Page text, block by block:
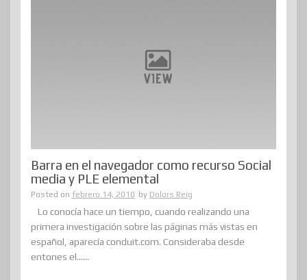
Barra en el navegador como recurso Social
media y PLE elemental
Posted on febrero 14, 2010 by Dolors Reig
Lo conocía hace un tiempo, cuando realizando una
primera investigación sobre las páginas más vistas en
español, aparecía conduit.com. Consideraba desde
entones el......